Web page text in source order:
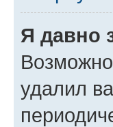
Я давно
удалил